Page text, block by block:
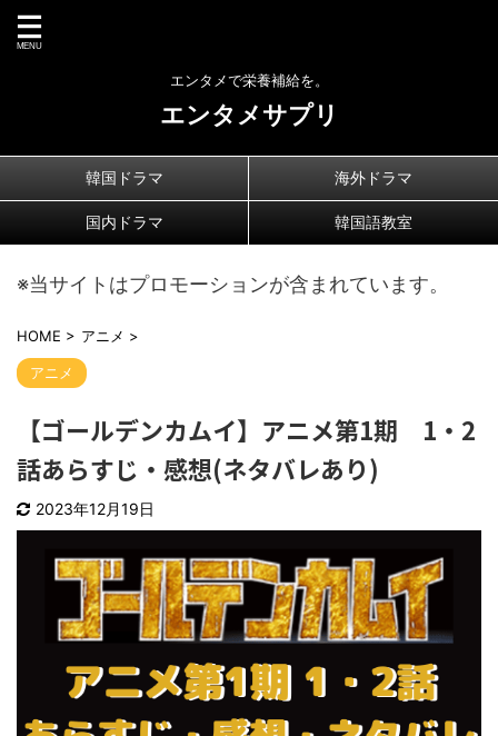
エンタメで栄養補給を。
エンタメサプリ
韓国ドラマ 海外ドラマ
国内ドラマ 韓国語教室
※当サイトはプロモーションが含まれています。
HOME > アニメ >
アニメ
【ゴールデンカムイ】アニメ第1期 1・2
話あらすじ・感想(ネタバレあり)
2023年12月19日